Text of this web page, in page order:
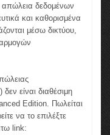
απώλεια δεδομένων
και καθορισμένα
μέσω δικτύου,
είναι διαθέσιμη
Edition. Πωλείται
να το επιλέξτε
link: